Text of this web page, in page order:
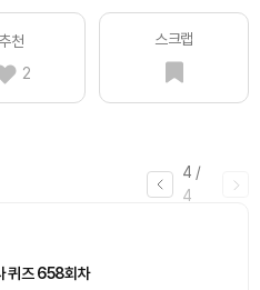
추천
2
스크랩
4 /
4
퀴즈 658회차